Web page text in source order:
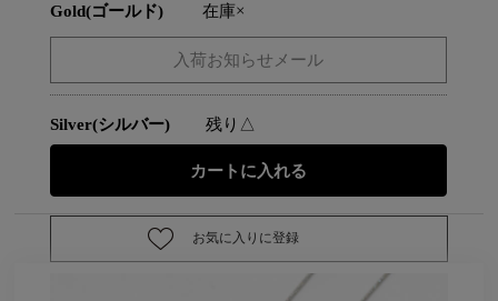
Gold(ゴールド) 在庫×
Silver(シルバー) 残り△
お気に入りに登録